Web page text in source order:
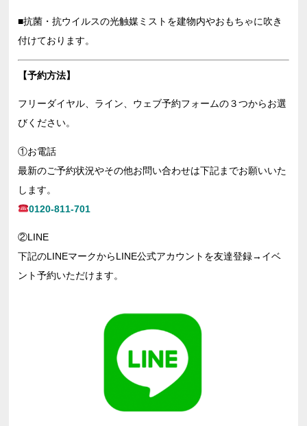
■抗菌・抗ウイルスの光触媒ミストを建物内やおもちゃに吹き
付けております。
【予約方法】
フリーダイヤル、ライン、ウェブ予約フォームの３つからお選
びください。
①お電話
最新のご予約状況やその他お問い合わせは下記までお願いいた
します。
0120-811-701
②LINE
下記のLINEマークからLINE公式アカウントを友達登録→イベ
ント予約いただけます。